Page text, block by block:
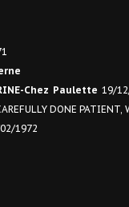
Chez Paulette 19/
DONE PATIENT,
1972